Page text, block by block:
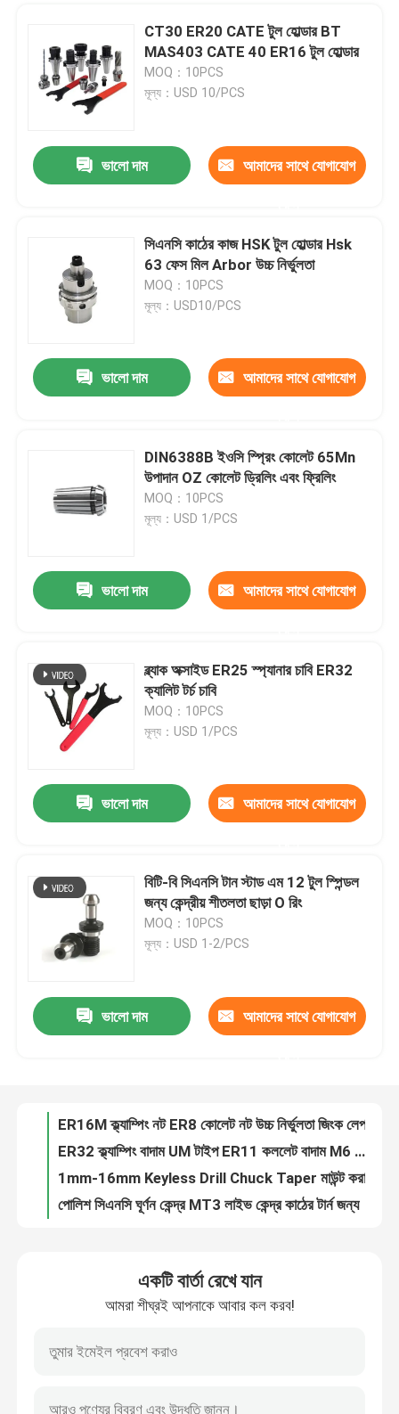
বাড়ি
পণ্য
ভিডিও
কারখানা ভ্রমণ
মান নিয়ন্ত্রণ
বিটি টুল হোল্ডার
এসকে টুল হোল্ডার
CT30 ER20 CATE টুল হোল্ডার BT
MAS403 CATE 40 ER16 টুল হোল্ডার
MOQ：10PCS
মূল্য：USD 10/PCS
ভালো দাম আমাদের সাথে যোগাযোগ
সিএনসি কাঠের কাজ HSK টুল হোল্ডার Hsk
63 ফেস মিল Arbor উচ্চ নির্ভুলতা
MOQ：10PCS
মূল্য：USD10/PCS
ভালো দাম আমাদের সাথে যোগাযোগ
DIN6388B ইওসি স্প্রিং কোলেট 65Mn
উপাদান OZ কোলেট ড্রিলিং এবং ফ্রিলিং
MOQ：10PCS
মূল্য：USD 1/PCS
ভালো দাম আমাদের সাথে যোগাযোগ
ব্ল্যাক অক্সাইড ER25 স্প্যানার চাবি ER32
ক্যালিট টর্চ চাবি
MOQ：10PCS
মূল্য：USD 1/PCS
ভালো দাম আমাদের সাথে যোগাযোগ
বিটি-বি সিএনসি টান স্টাড এম 12 টুল স্পিন্ডল
জন্য কেন্দ্রীয় শীতলতা ছাড়া O রিং
MOQ：10PCS
মূল্য：USD 1-2/PCS
ভালো দাম আমাদের সাথে যোগাযোগ
এম১২ বিটি৩০ টান স্টাড সিএনসি চাক টুল হোল্ডার বিটি৩০ রিটেনশন বোতাম
সিএনসি ER32 কললেট রেঞ্চ চাবি টুল হোল্ডার স্প্যানার রেঞ্চ টু ক্ল্যাম্পিং বাদাম ঘূর্ণন
DIN6499B স্ট্যান্ডার্ড ER Collet 65Mn উপাদান মেশিনিং Collet ER25
একটি বার্তা রেখে যান
আমরা শীঘ্রই আপনাকে আবার কল করব!